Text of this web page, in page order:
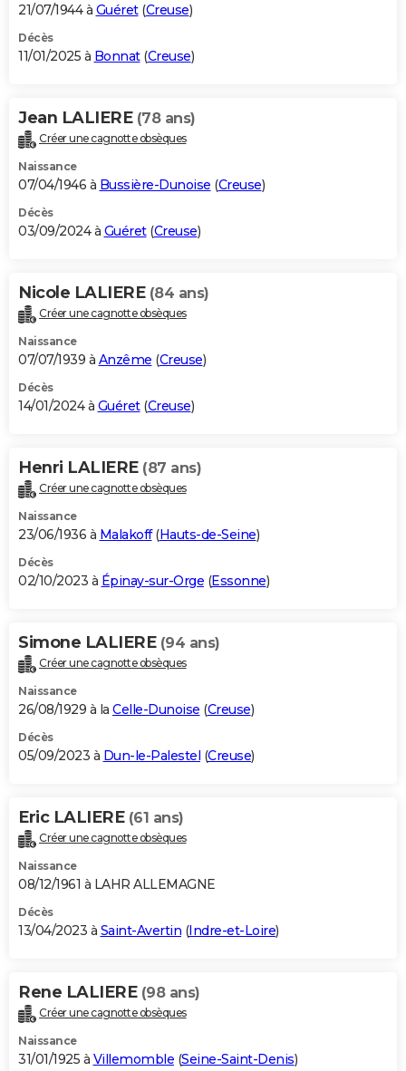
21/07/1944 à Guéret(Creuse)
Décès
11/01/2025 à Bonnat(Creuse)
Jean LALIERE (78 ans)
Créer une cagnotte obsèques
Naissance
07/04/1946 à Bussière-Dunoise (Creuse)
Décès
03/09/2024 à Guéret(Creuse)
Nicole LALIERE (84 ans)
Créer une cagnotte obsèques
Naissance
07/07/1939 à Anzême (Creuse)
Décès
14/01/2024 à Guéret(Creuse)
Henri LALIERE (87 ans)
Créer une cagnotte obsèques
Naissance
23/06/1936 à Malakoff(Hauts-de-Seine)
Décès
02/10/2023 à Épinay-sur-Orge (Essonne)
Simone LALIERE (94 ans)
Créer une cagnotte obsèques
Naissance
26/08/1929 à la Celle-Dunoise (Creuse)
Décès
05/09/2023 à Dun-le-Palestel (Creuse)
Eric LALIERE (61 ans)
Créer une cagnotte obsèques
Naissance
08/12/1961 à LAHR ALLEMAGNE
Décès
13/04/2023 à Saint-Avertin (Indre-et-Loire)
Rene LALIERE (98 ans)
Créer une cagnotte obsèques
Naissance
31/01/1925 à Villemomble (Seine-Saint-Denis)